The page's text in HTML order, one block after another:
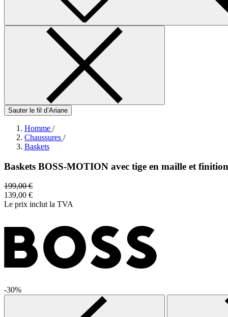
Sauter le fil d’Ariane
Homme /
Chaussures /
Baskets
Baskets BOSS-MOTION avec tige en maille et
199,00 €
139,00 €
Le prix inclut la TVA
-30%